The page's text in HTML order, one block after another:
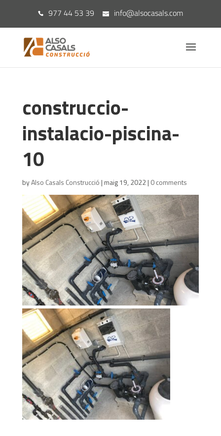
977 44 53 39 info@alsocasals.com
construccio-
instalacio-piscina-
10
byAlso Casals Construcció | maig 19, 2022| 0 comments